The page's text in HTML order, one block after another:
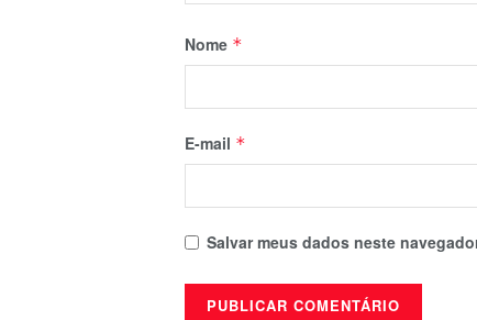
Nome *
E-mail *
Salvar meus dados neste